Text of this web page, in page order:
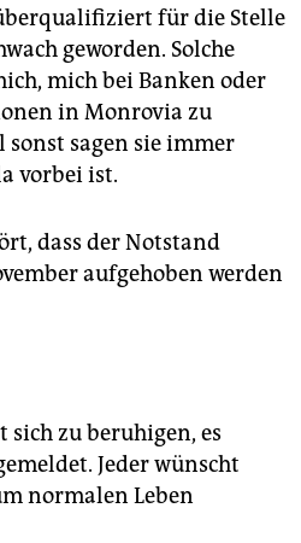
für die Stelle
geworden. Solche
mich bei Banken oder
in Monrovia zu
sagen sie immer
vorbei ist.
dass der Notstand
aufgehoben werden
sich zu beruhigen, es
Jeder wünscht
normalen Leben